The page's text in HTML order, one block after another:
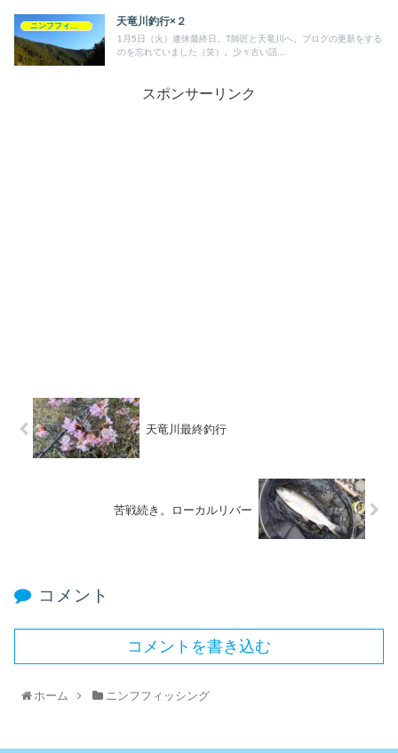
天竜川釣行×２
1月5日（火）連休最終日。T師匠と天竜川へ。ブログの更新をする
のを忘れていました（笑）。少々古い話...
スポンサーリンク
天竜川最終釣行
苦戦続き。ローカルリバー
コメント
コメントを書き込む
ホーム ニンフフィッシング